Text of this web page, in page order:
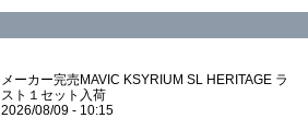
メーカー完売MAVIC KSYRIUM SL HERITAGE ラ
スト１セット入荷
2026/08/09 - 10:15